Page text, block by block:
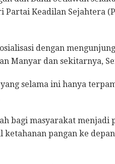
Keadilan Sejahtera
dengan
Manyar dan sekitarnya,
selama ini hanya
bagi masyarakat menjadi
pangan ke